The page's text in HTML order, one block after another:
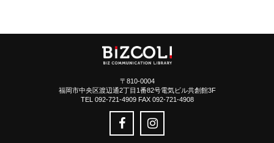
〒810-0004
福岡市中央区渡辺通2丁目1番82号電気ビル共創館3F
TEL 092-721-4909 FAX 092-721-4908